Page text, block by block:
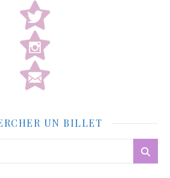
UN BILLET